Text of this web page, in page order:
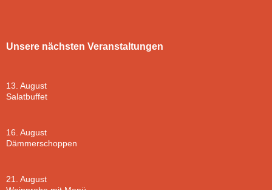
Unsere nächsten Veranstaltungen
13. August
Salatbuffet
16. August
Dämmerschoppen
21. August